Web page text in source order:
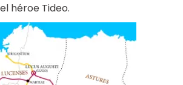
héroe Tideo.